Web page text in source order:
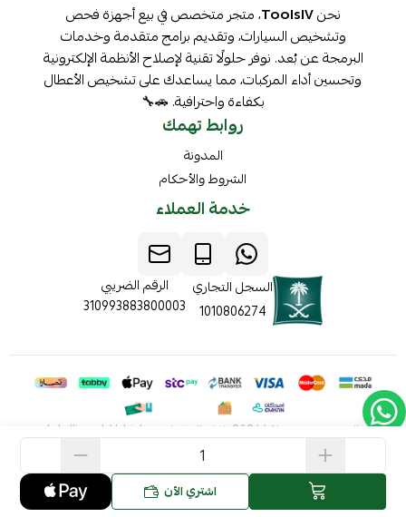
اشتري الآن
نحنToolsIV، متجر متخصص في بيع أجهزة فحص
وتشخيص السيارات، وتقديم برامج متقدمة وخدمات
البرمجة عن بُعد. نوفر حلولًا تقنية لإصلاح الأنظمة الإلكترونية
وتحسين أداء المركبات، مما يساعدك على تشخيص الأعطال
بكفاءة واحترافية. 🚗🔧
روابط تهمك
المدونة
الشروط والأحكام
خدمة العملاء
السجل التجاري
1010806274
الرقم الضريبي
310993883800003
الحقوق محفوظة | 2026 ذكاء المركبات Intelligent Vehicles